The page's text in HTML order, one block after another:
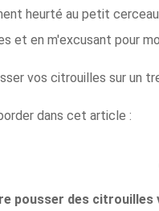
heurté au petit
et en m'excusant pour
vos citrouilles sur un
dans cet article :
pousser des citrouilles